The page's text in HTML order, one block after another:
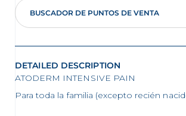
BUSCADOR DE PUNTOS DE VENTA
DETAILED DESCRIPTION
ATODERM INTENSIVE PAIN
Para toda la familia (excepto recién